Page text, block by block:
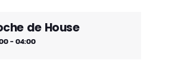
de House
- 04:00